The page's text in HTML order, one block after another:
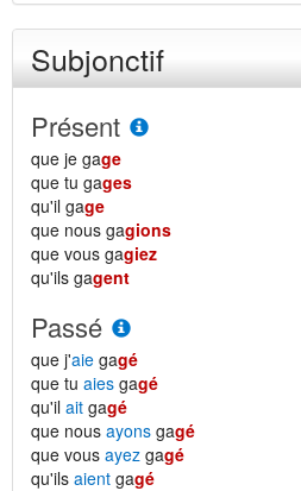
Subjonctif
Présent
que je gage
que tu gages
qu'il gage
que nous gagions
que vous gagiez
qu'ils gagent
Passé
que j'aie gagé
que tu aies gagé
qu'il ait gagé
que nous ayons gagé
que vous ayez gagé
qu'ils aient gagé